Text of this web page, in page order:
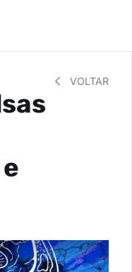
VOLTAR